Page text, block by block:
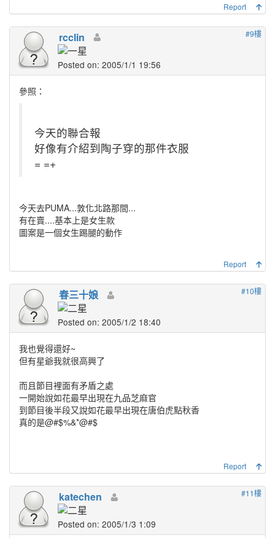
Report
#9樓
rcclin
Posted on: 2005/1/1 19:56
參照：
今天的聯合報
好像有介紹到陶子穿的那件衣服
= =+
今天去PUMA...敦化北路那間...
有在賣....基本上是女生款
圖案是一個女生踢腿的動作
Report
#10樓
春三十娘
Posted on: 2005/1/2 18:40
我也覺得還好~
但有星爺我就很高興了
而且節目裡面有矛盾之處
一開始說如花最早出現在九品芝麻官
到節目後半段又說如花最早出現在唐伯虎點秋香
真的是@#$%&*@#$
Report
#11樓
katechen
Posted on: 2005/1/3 1:09